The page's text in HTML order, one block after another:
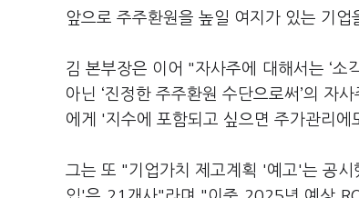
앞으로 주주환원을 높일 여지가 있는 기
김 본부장은 이어 "자사주에 대해서는 ‘소
아닌 ‘진정한 주주환원 수단으로써’의 자
에게 '지수에 포함되고 싶으면 주가관리
그는 또 "기업가치 제고계획 '예고'는 공